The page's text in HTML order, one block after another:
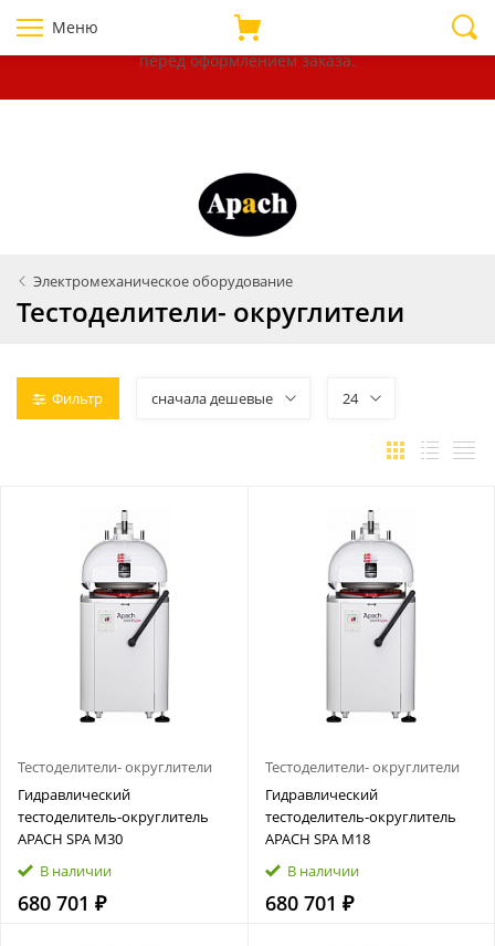
Уважаемые покупатели!
В связи с нестабильностью курсов
валют, убедительно просим уточнять цены на товары
перед оформлениемзаказа.
Меню
Электромеханическое оборудование
Тестоделители- округлители
Фильтр сначала дешевые 24
Тестоделители- округлители
Гидравлический
тестоделитель‑округлитель
APACH SPA M30
В наличии
680 701 ₽
Тестоделители- округлители
Гидравлический
тестоделитель‑округлитель
APACH SPA M18
В наличии
680 701 ₽